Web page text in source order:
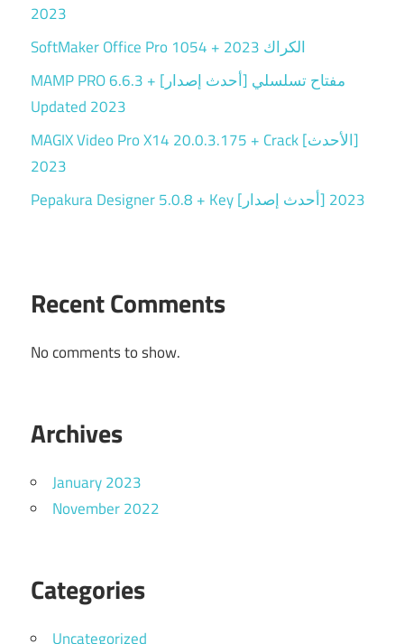
2023
SoftMaker Office Pro 1054 + الكراك 2023
MAMP PRO 6.6.3 + مفتاح تسلسلي [أحدث إصدار]
Updated 2023
MAGIX Video Pro X14 20.0.3.175 + Crack [الأحدث]
2023
Pepakura Designer 5.0.8 + Key [أحدث إصدار] 2023
Recent Comments
No comments to show.
Archives
January 2023
November 2022
Categories
Uncategorized